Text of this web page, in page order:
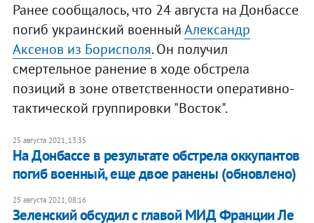
Ранее сообщалось, что 24 августа на Донбассе
погиб украинский военныйАлександр
Аксенов из Борисполя. Он получил
смертельное ранение в ходе обстрела
позиций в зоне ответственности оперативно-
тактической группировки "Восток".
25 августа 2021, 13:35
На Донбассе в результате обстрела оккупантов
погиб военный, еще двое ранены (обновлено)
25 августа 2021, 08:16
Зеленский обсудил с главой МИД Франции Ле